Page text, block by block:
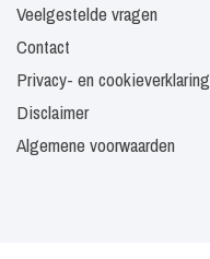
Veelgestelde vragen
Contact
Privacy- en cookieverklaring
Disclaimer
Algemene voorwaarden